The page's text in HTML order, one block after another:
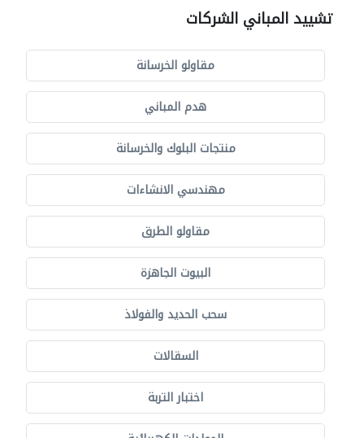
تشييد المباني الشركات
مقاولو الخرسانة
هدم المباني
منتجات البلوك والخرسانة
مهندسي الانشاءات
مقاولو الطرق
البيوت الجاهزة
سحب الحديد والفولاذ
السقالات
اختبار التربة